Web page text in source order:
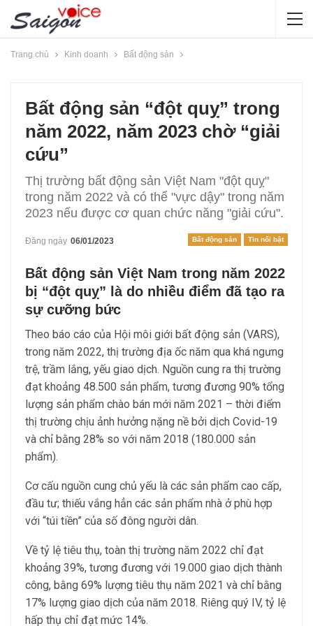
Trang chủ Kinh doanh Bất động sản
Bất động sản “đột quỵ” trong
năm 2022, năm 2023 chờ “giải
cứu”
Thị trường bất động sản Việt Nam "đột quỵ"
trong năm 2022 và có thể "vực dậy" trong năm
2023 nếu được cơ quan chức năng "giải cứu".
Bất động sản Tin nổi bật
Đăng ngày 06/01/2023
Bất động sản Việt Nam trong năm 2022
bị “đột quỵ” là do nhiều điểm đã tạo ra
sự cưỡng bức
Theo báo cáo của Hội môi giới bất động sản (VARS),
trong năm 2022, thị trường địa ốc năm qua khá ngưng
trệ, trầm lắng, yếu giao dịch. Nguồn cung ra thị trường
đạt khoảng 48.500 sản phẩm, tương đương 90% tổng
lượng sản phẩm chào bán mới năm 2021 – thời điểm
thị trường chịu ảnh hưởng nặng nề bởi dịch Covid-19
và chỉ bằng 28% so với năm 2018 (180.000 sản
phẩm).
Cơ cấu nguồn cung chủ yếu là các sản phẩm cao cấp,
đầu tư; thiếu vắng hẳn các sản phẩm nhà ở phù hợp
với “túi tiền” của số đông người dân.
Về tỷ lệ tiêu thụ, toàn thị trường năm 2022 chỉ đạt
khoảng 39%, tương đương với 19.000 giao dịch thành
công, bằng 69% lượng tiêu thụ năm 2021 và chỉ bằng
17% lượng giao dịch của năm 2018. Riêng quý IV, tỷ lệ
hấp thụ chỉ đạt mức 14%.